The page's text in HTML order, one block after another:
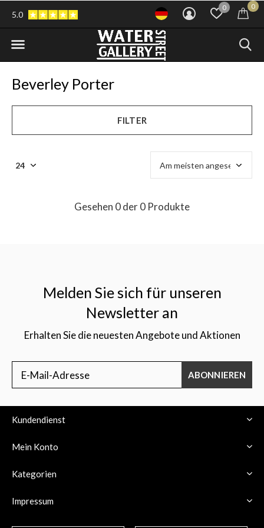
0 0
5.0
Beverley Porter
FILTER
Gesehen 0 der 0 Produkte
Melden Sie sich für unseren
Newsletter an
Erhalten Sie die neuesten Angebote und Aktionen
ABONNIEREN
Kundendienst
Mein Konto
Kategorien
Impressum